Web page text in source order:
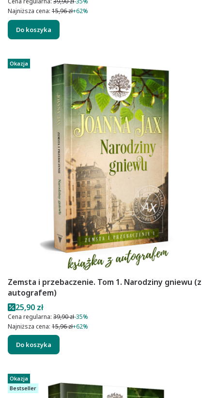
Najniższa cena: 15,96 zł+62%
Do koszyka
Okazja
Zemsta i przebaczenie. Tom 1. Narodziny gniewu (z
autografem)
Cena promocyjna
25,90 zł
Cena regularna: 39,90 zł-35%
Najniższa cena: 15,96 zł+62%
Do koszyka
Okazja
Bestseller